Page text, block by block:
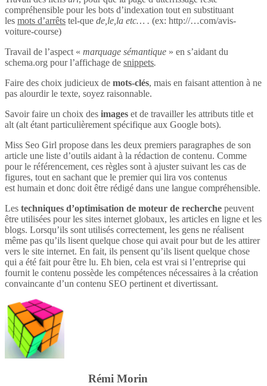
compréhensible pour les bots d’indexation tout en substituant
les mots d’arrêts tel-que de,le,la etc… . (ex: http://…com/avis-
voiture-course)
Travail de l’aspect « marquage sémantique » en s’aidant du
schema.org pour l’affichage de snippets.
Faire des choix judicieux de mots-clés, mais en faisant attention à ne
pas alourdir le texte, soyez raisonnable.
Savoir faire un choix des images et de travailler les attributs title et
alt (alt étant particulièrement spécifique aux Google bots).
Miss Seo Girl propose dans les deux premiers paragraphes de son
article une liste d’outils aidant à la rédaction de contenu. Comme
pour le référencement, ces règles sont à ajuster suivant les cas de
figures, tout en sachant que le premier qui lira vos contenus
est humain et donc doit être rédigé dans une langue compréhensible.
Les techniques d’optimisation de moteur de recherche peuvent
être utilisées pour les sites internet globaux, les articles en ligne et les
blogs. Lorsqu’ils sont utilisés correctement, les gens ne réalisent
même pas qu’ils lisent quelque chose qui avait pour but de les attirer
vers le site internet. En fait, ils pensent qu’ils lisent quelque chose
qui a été fait pour être lu. Eh bien, cela est vrai si l’entreprise qui
fournit le contenu possède les compétences nécessaires à la création
convaincante d’un contenu SEO pertinent et divertissant.
Rémi Morin